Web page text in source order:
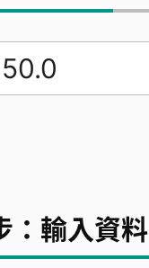
：輸入資料